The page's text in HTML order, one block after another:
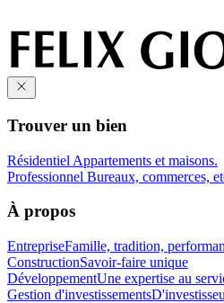
Trouver un bien
Résidentiel Appartements et maisons.
Professionnel Bureaux, commerces,
À propos
EntrepriseFamille, tradition,
ConstructionSavoir-faire unique
DéveloppementUne expertise au
Gestion d'investissements